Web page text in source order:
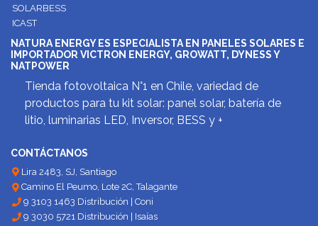
SOLARBESS
ICAST
NATURA ENERGY ES ESPECIALISTA EN PANELES SOLARES E
IMPORTADOR VICTRON ENERGY, GROWATT, DYNESS Y
NATPOWER
Tienda fotovoltaica N°1 en Chile, variedad de
productos para tu kit solar: panel solar, batería de
litio, luminarias LED, Inversor, BESS y +
CONTÁCTANOS
Lira 2483, SJ, Santiago
Camino El Peumo, Lote 2C, Talagante
9 3103 1463 Distribución | Coni
9 3030 5721 Distribución | Isaías